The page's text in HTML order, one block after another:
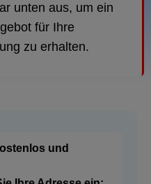
unten aus, um ein
für Ihre
zu erhalten.
und